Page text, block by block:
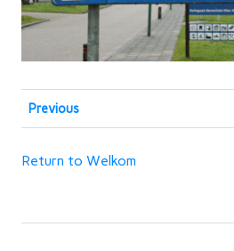
Previous
Return to Welkom